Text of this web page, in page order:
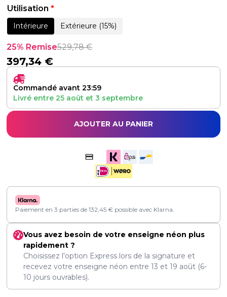
Utilisation *
Intérieure Extérieure (15%)
25% Remise529,78€
397,34 €
Commandé avant 23:59
Livré entre 25 août et 3 septembre
AJOUTER AU PANIER
Paiement en 3 parties de 132,45 € possible avec Klarna.
Vous avez besoin de votre enseigne néon plus
rapidement ?
Choisissez l'option Express lors de la signature et
recevez votre enseigne néon entre 13 et 19 août (6-
10 jours ouvrables).